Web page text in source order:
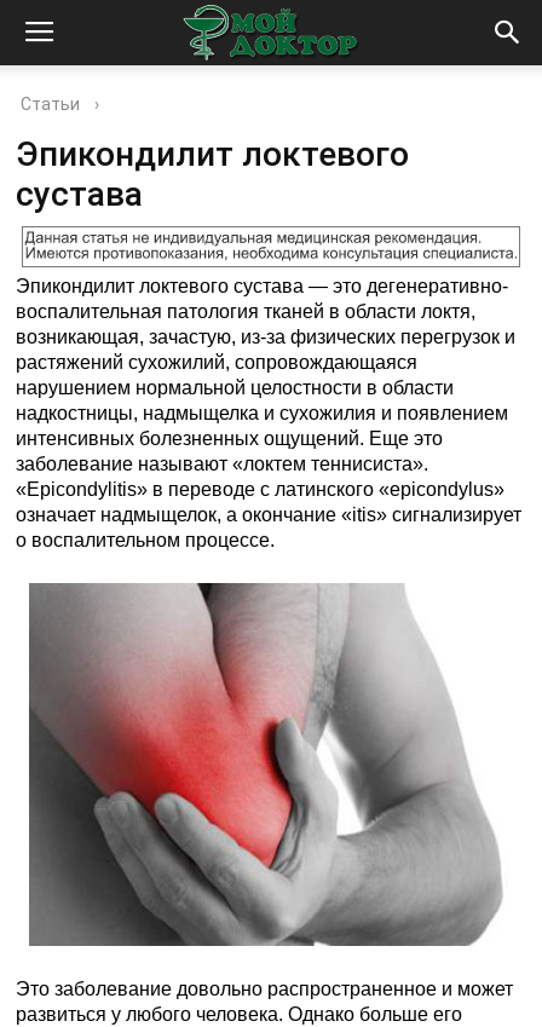
Статьи ›
Эпикондилит локтевого
сустава
Эпикондилит локтевого сустава — это дегенеративно-
воспалительная патология тканей в области локтя,
возникающая, зачастую, из-за физических перегрузок и
растяжений сухожилий, сопровождающаяся
нарушением нормальной целостности в области
надкостницы, надмыщелка и сухожилия и появлением
интенсивных болезненных ощущений. Еще это
заболевание называют «локтем теннисиста».
«Epicondylitis» в переводе с латинского «epicondylus»
означает надмыщелок, а окончание «itis» сигнализирует
о воспалительном процессе.
Это заболевание довольно распространенное и может
развиться у любого человека. Однако больше его